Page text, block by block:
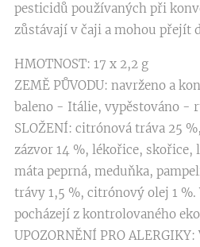
pesticidů používaných při
zůstávají v čaji a mohou přejít
HMOTNOST: 17 x 2,2 g
ZEMĚ PŮVODU: navrženo a
baleno - Itálie, vypěstováno -
SLOŽENÍ: citrónová tráva 25
zázvor 14 %, lékořice,
máta peprná, meduňka,
trávy 1,5 %, citrónový olej 1
pocházejí z kontrolovaného
UPOZORNĚNÍ PRO